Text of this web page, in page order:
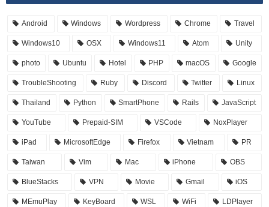
Android Windows Wordpress Chrome Travel
Windows10 OSX Windows11 Atom Unity
photo Ubuntu Hotel PHP macOS Google
TroubleShooting Ruby Discord Twitter Linux
Thailand Python SmartPhone Rails JavaScript
YouTube Prepaid-SIM VSCode NoxPlayer
iPad MicrosoftEdge Firefox Vietnam PR
Taiwan Vim Mac iPhone OBS
BlueStacks VPN Movie Gmail iOS
MEmuPlay KeyBoard WSL WiFi LDPlayer